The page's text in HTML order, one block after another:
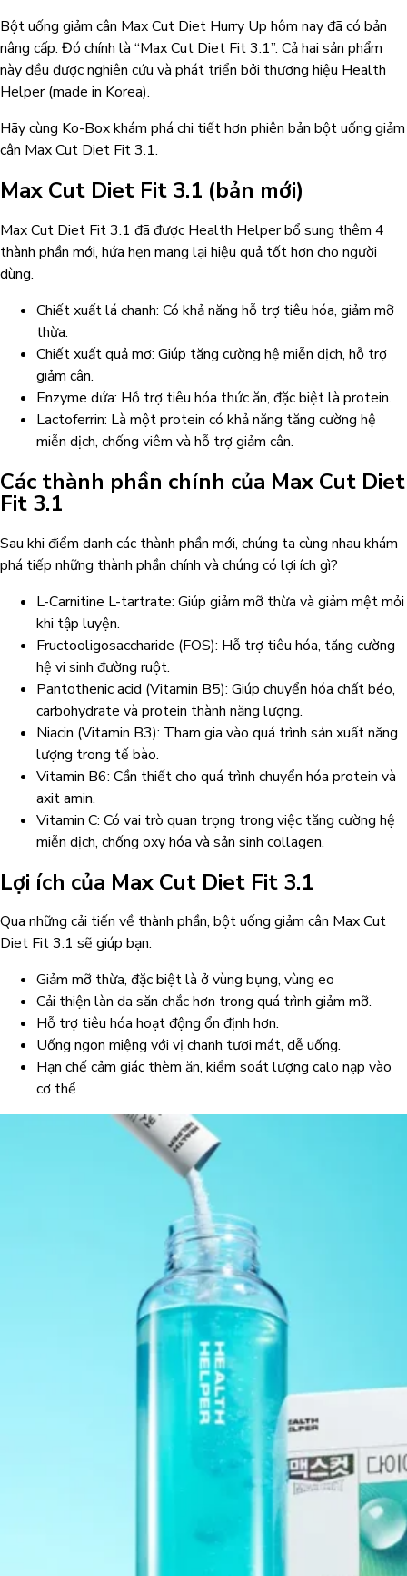
Bột uống giảm cân Max Cut Diet Hurry Up hôm nay đã có bản
nâng cấp. Đó chính là “Max Cut Diet Fit 3.1”. Cả hai sản phẩm
này đều được nghiên cứu và phát triển bởi thương hiệu Health
Helper (made in Korea).
Hãy cùng Ko-Box khám phá chi tiết hơn phiên bản bột uống giảm
cân Max Cut Diet Fit 3.1.
Max Cut Diet Fit 3.1 (bản mới)
Max Cut Diet Fit 3.1 đã được Health Helper bổ sung thêm 4
thành phần mới, hứa hẹn mang lại hiệu quả tốt hơn cho người
dùng.
Chiết xuất lá chanh: Có khả năng hỗ trợ tiêu hóa, giảm mỡ
thừa.
Chiết xuất quả mơ: Giúp tăng cường hệ miễn dịch, hỗ trợ
giảm cân.
Enzyme dứa: Hỗ trợ tiêu hóa thức ăn, đặc biệt là protein.
Lactoferrin: Là một protein có khả năng tăng cường hệ
miễn dịch, chống viêm và hỗ trợ giảm cân.
Các thành phần chính của Max Cut Diet
Fit 3.1
Sau khi điểm danh các thành phần mới, chúng ta cùng nhau khám
phá tiếp những thành phần chính và chúng có lợi ích gì?
L-Carnitine L-tartrate: Giúp giảm mỡ thừa và giảm mệt mỏi
khi tập luyện.
Fructooligosaccharide (FOS): Hỗ trợ tiêu hóa, tăng cường
hệ vi sinh đường ruột.
Pantothenic acid (Vitamin B5): Giúp chuyển hóa chất béo,
carbohydrate và protein thành năng lượng.
Niacin (Vitamin B3): Tham gia vào quá trình sản xuất năng
lượng trong tế bào.
Vitamin B6: Cần thiết cho quá trình chuyển hóa protein và
axit amin.
Vitamin C: Có vai trò quan trọng trong việc tăng cường hệ
miễn dịch, chống oxy hóa và sản sinh collagen.
Lợi ích của Max Cut Diet Fit 3.1
Qua những cải tiến về thành phần, bột uống giảm cân Max Cut
Diet Fit 3.1 sẽ giúp bạn:
Giảm mỡ thừa, đặc biệt là ở vùng bụng, vùng eo
Cải thiện làn da săn chắc hơn trong quá trình giảm mỡ.
Hỗ trợ tiêu hóa hoạt động ổn định hơn.
Uống ngon miệng với vị chanh tươi mát, dễ uống.
Hạn chế cảm giác thèm ăn, kiểm soát lượng calo nạp vào
cơ thể